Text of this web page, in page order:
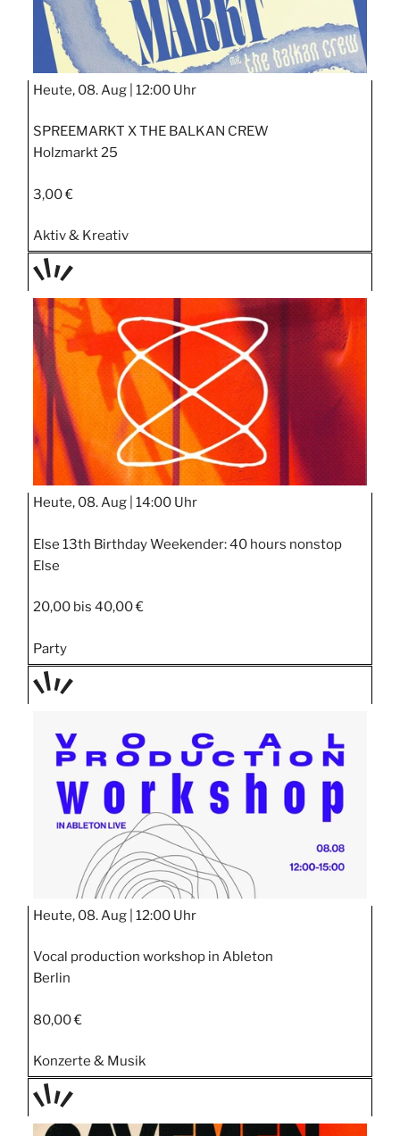
Heute, 08. Aug | 12:00 Uhr
SPREEMARKT X THE BALKAN CREW
Holzmarkt 25
3,00 €
Aktiv & Kreativ
TAGE
STIPP
Heute, 08. Aug | 14:00 Uhr
Else 13th Birthday Weekender: 40 hours nonstop
Else
20,00 bis 40,00 €
Party
STIPP
Heute, 08. Aug | 12:00 Uhr
Vocal production workshop in Ableton
Berlin
80,00 €
Konzerte & Musik
TAGE